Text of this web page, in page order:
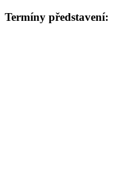
Termíny představení: